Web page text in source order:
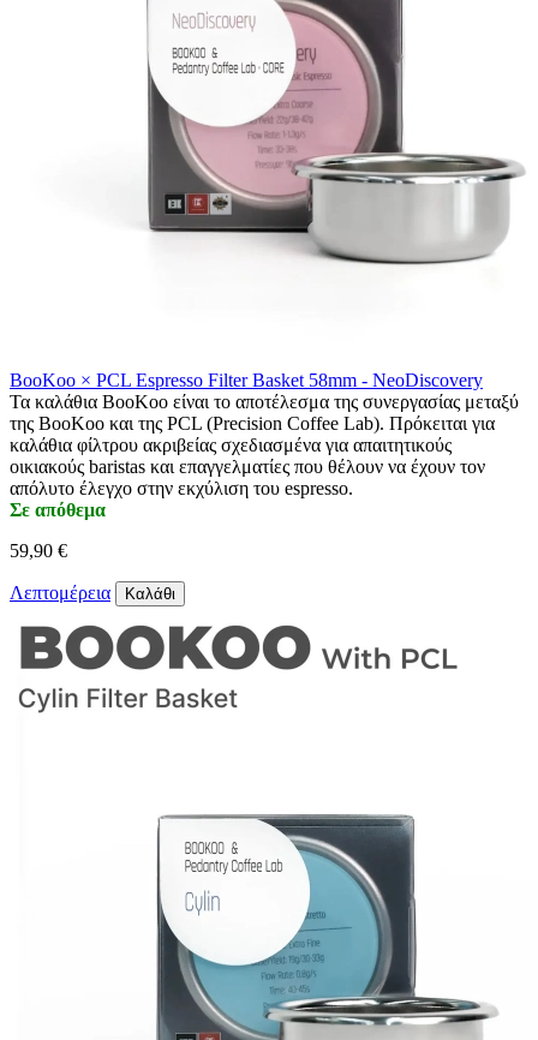
BooKoo × PCL Espresso Filter Basket 58mm - NeoDiscovery
Τα καλάθια BooKoo είναι το αποτέλεσμα της συνεργασίας μεταξύ
της BooKoo και της PCL (Precision Coffee Lab). Πρόκειται για
καλάθια φίλτρου ακριβείας σχεδιασμένα για απαιτητικούς
οικιακούς baristas και επαγγελματίες που θέλουν να έχουν τον
απόλυτο έλεγχο στην εκχύλιση του espresso.
Σε απόθεμα
59,90 €
Λεπτομέρεια Καλάθι